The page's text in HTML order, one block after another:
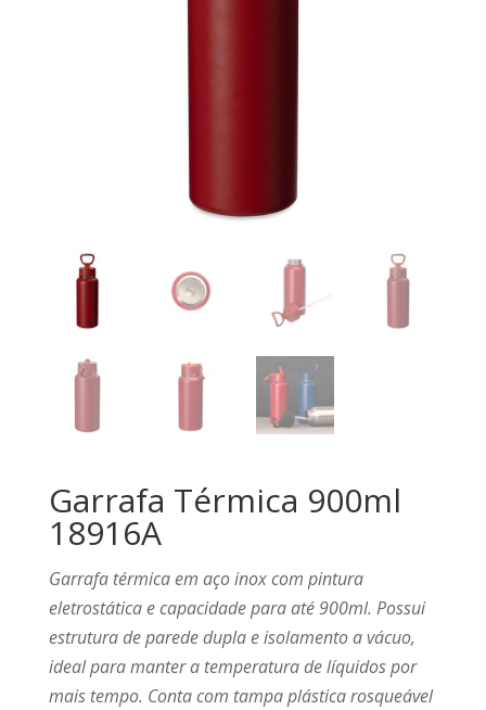
Garrafa Térmica 900ml
18916A
Garrafa térmica em aço inox com pintura
eletrostática e capacidade para até 900ml. Possui
estrutura de parede dupla e isolamento a vácuo,
ideal para manter a temperatura de líquidos por
mais tempo. Conta com tampa plástica rosqueável